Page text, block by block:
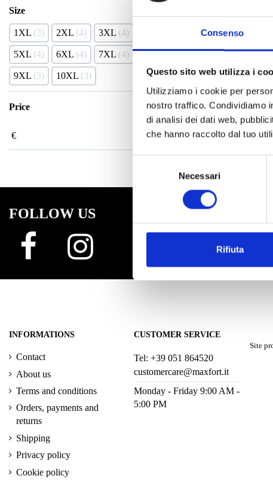
Consenso
Questo sito web utilizza i
Utilizziamo i cookie per
nostro traffico. Condividiamo
di analisi dei dati web,
che hanno raccolto dal tuo
consenso
Necessari
Rifiuta
Size
1XL 3 2XL 4 3XL 4
5XL 4 6XL 4 7XL 4 8XL 4
9XL 3 10XL 3
Price
€ €
FOLLOW US
INFORMATIONS
Contact
About us
Terms and conditions
Orders, payments and
returns
Shipping
Privacy policy
Cookie policy
CUSTOMER SERVICE
Tel: +39 051 864520
customercare@maxfort.it
Monday - Friday 9:00 AM -
5:00 PM
Site